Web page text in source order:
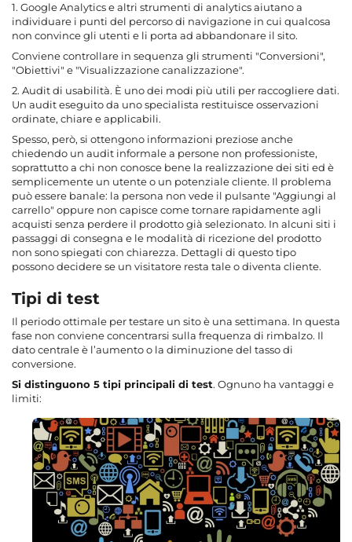
1. Google Analytics e altri strumenti di analytics aiutano a
individuare i punti del percorso di navigazione in cui qualcosa
non convince gli utenti e li porta ad abbandonare il sito.
Conviene controllare in sequenza gli strumenti "Conversioni",
"Obiettivi" e "Visualizzazione canalizzazione".
2. Audit di usabilità. È uno dei modi più utili per raccogliere dati.
Un audit eseguito da uno specialista restituisce osservazioni
ordinate, chiare e applicabili.
Spesso, però, si ottengono informazioni preziose anche
chiedendo un audit informale a persone non professioniste,
soprattutto a chi non conosce bene la realizzazione dei siti ed è
semplicemente un utente o un potenziale cliente. Il problema
può essere banale: la persona non vede il pulsante "Aggiungi al
carrello" oppure non capisce come tornare rapidamente agli
acquisti senza perdere il prodotto già selezionato. In alcuni siti i
passaggi di consegna e le modalità di ricezione del prodotto
non sono spiegati con chiarezza. Dettagli di questo tipo
possono decidere se un visitatore resta tale o diventa cliente.
Tipi di test
Il periodo ottimale per testare un sito è una settimana. In questa
fase non conviene concentrarsi sulla frequenza di rimbalzo. Il
dato centrale è l’aumento o la diminuzione del tasso di
conversione.
Si distinguono 5 tipi principali di test. Ognuno ha vantaggi e
limiti: